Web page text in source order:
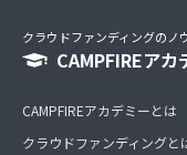
クラウドファンディングのノ
CAMPFIREアカ
CAMPFIREアカデミーとは
クラウドファンディングと